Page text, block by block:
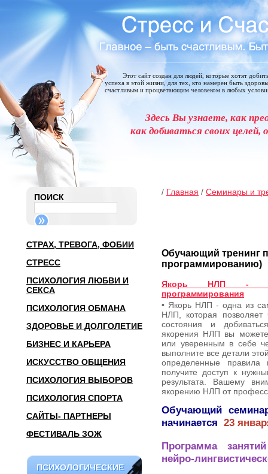
Этот сайт создан для людей, которые хотят
успеха в этой жизни, для тех, кто намерен быть
счастливым и процветающим человеком в любых
Здесь Вы узнаете, как
как добиваться своих
ПОИСК
СТРАХ, ТРЕВОГА, ФОБИИ
СТРЕСС
ПСИХОЛОГИЯ ЛЮБВИ И
СЕКСА
ПСИХОЛОГИЯ ОБМАНА
ЗДОРОВЬЕ И ДОЛГОЛЕТИЕ
БИЗНЕС И КАРЬЕРА
ИСКУССТВО ОБЩЕНИЯ
ПСИХОЛОГИЯ ВЫБОРОВ
ПСИХОЛОГИЯ СПОРТА
САЙТЫ- ПАРТНЕРЫ
ФЕСТИВАЛЬ ЗОЖ
ПСИХОЛОГИЧЕСКИЕ
ПСИХОЛОГИЧЕСКИЕ
/ Главная / Семинары и
Обучающий тренинг
программированию)
Якорь НЛП -
программирования
• Якорь НЛП - одна из
НЛП, которая позволяет
состояния и
якорения НЛП вы можете
или уверенным в себе
выполните все детали
определенные правила
получите доступ к
результата. Вашему
якорению НЛП от
Обучающий
начинается 23
Программа
нейро-